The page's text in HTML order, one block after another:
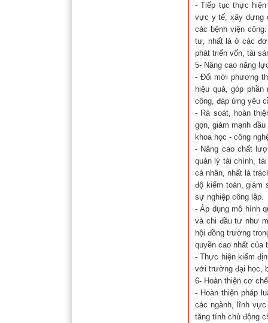
- Tiếp tục thực
vực y tế; xây dựng
các bệnh viện
tư, nhất là ở các
phát triển vốn, tài
5- Nâng cao năng
- Đổi mới phương
hiệu quả, góp
công, đáp ứng yêu
- Rà soát, hoàn
gọn, giảm mạnh
khoa học - công
- Nâng cao chất
quản lý tài chính,
cá nhân, nhất là
độ kiểm toán, giám
sự nghiệp công lập.
- Áp dụng mô hình
và chi đầu tư như
hội đồng trường
quyền cao nhất của
- Thực hiện kiểm
với trường đại học,
6- Hoàn thiện cơ
- Hoàn thiện pháp
các ngành, lĩnh
tăng tính chủ động